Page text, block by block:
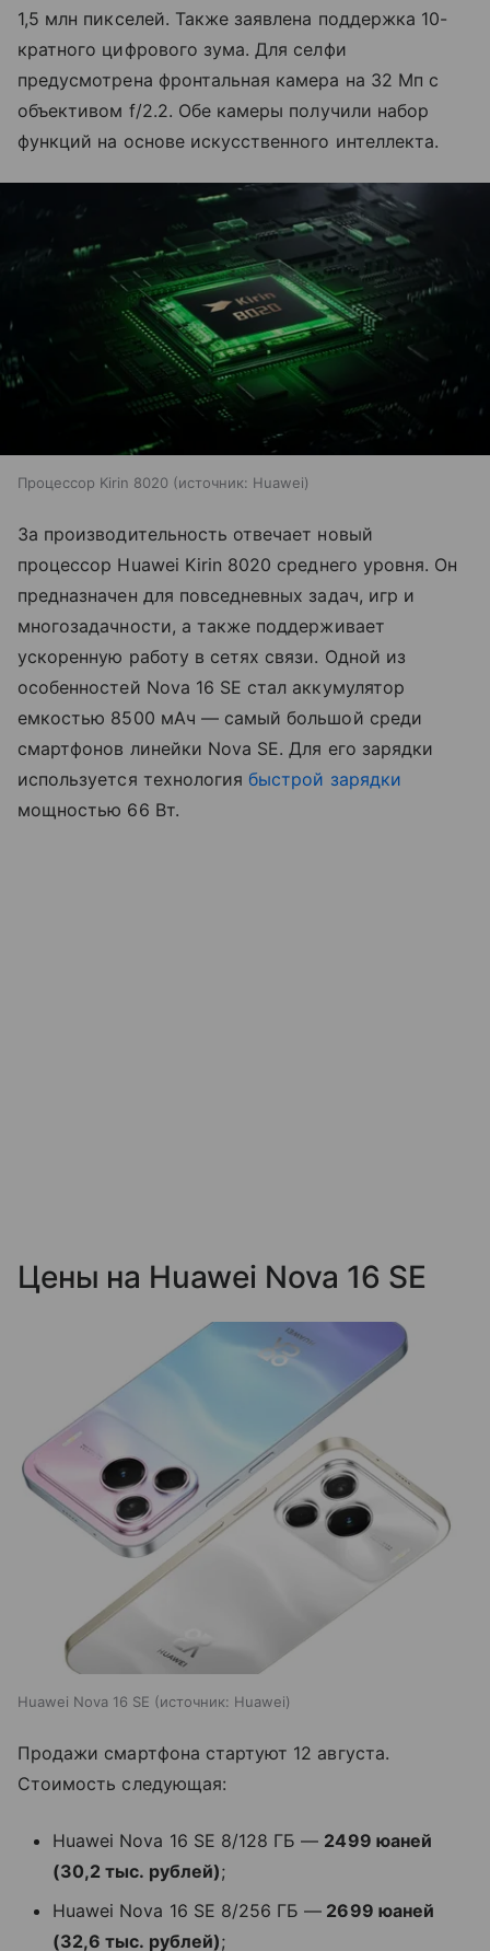
1,5 млн пикселей. Также заявлена поддержка 10-
кратного цифрового зума. Для селфи
предусмотрена фронтальная камера на 32 Мп с
объективом f/2.2. Обе камеры получили набор
функций на основе искусственного интеллекта.
Процессор Kirin 8020 источник: Huawei
За производительность отвечает новый
процессор Huawei Kirin 8020 среднего уровня. Он
предназначен для повседневных задач, игр и
многозадачности, а также поддерживает
ускоренную работу в сетях связи. Одной из
особенностей Nova 16 SE стал аккумулятор
емкостью 8500 мАч — самый большой среди
смартфонов линейки Nova SE. Для его зарядки
используется технологиябыстрой зарядки
мощностью 66 Вт.
Цены на Huawei Nova 16 SE
Huawei Nova 16 SE источник: Huawei
Продажи смартфона стартуют 12 августа.
Стоимость следующая:
Huawei Nova 16 SE 8/128 ГБ — 2499 юаней
(30,2 тыс. рублей);
Huawei Nova 16 SE 8/256 ГБ — 2699 юаней
(32,6 тыс. рублей);